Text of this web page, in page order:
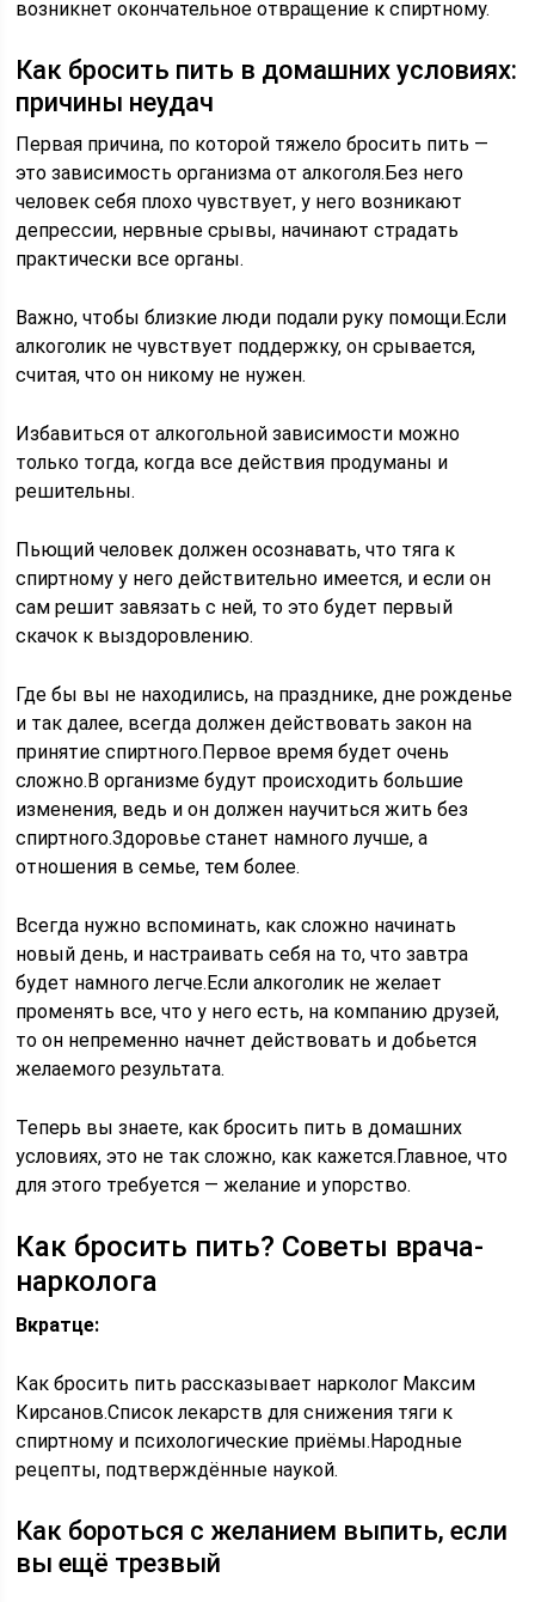
возникнет окончательное отвращение к спиртному.
Как бросить пить в домашних условиях:
причины неудач
Первая причина, по которой тяжело бросить пить —
это зависимость организма от алкоголя.Без него
человек себя плохо чувствует, у него возникают
депрессии, нервные срывы, начинают страдать
практически все органы.
Важно, чтобы близкие люди подали руку помощи.Если
алкоголик не чувствует поддержку, он срывается,
считая, что он никому не нужен.
Избавиться от алкогольной зависимости можно
только тогда, когда все действия продуманы и
решительны.
Пьющий человек должен осознавать, что тяга к
спиртному у него действительно имеется, и если он
сам решит завязать с ней, то это будет первый
скачок к выздоровлению.
Где бы вы не находились, на празднике, дне рожденье
и так далее, всегда должен действовать закон на
принятие спиртного.Первое время будет очень
сложно.В организме будут происходить большие
изменения, ведь и он должен научиться жить без
спиртного.Здоровье станет намного лучше, а
отношения в семье, тем более.
Всегда нужно вспоминать, как сложно начинать
новый день, и настраивать себя на то, что завтра
будет намного легче.Если алкоголик не желает
променять все, что у него есть, на компанию друзей,
то он непременно начнет действовать и добьется
желаемого результата.
Теперь вы знаете, как бросить пить в домашних
условиях, это не так сложно, как кажется.Главное, что
для этого требуется — желание и упорство.
Как бросить пить? Советы врача-
нарколога
Вкратце:
Как бросить пить рассказывает нарколог Максим
Кирсанов.Список лекарств для снижения тяги к
спиртному и психологические приёмы.Народные
рецепты, подтверждённые наукой.
Как бороться с желанием выпить, если
вы ещё трезвый